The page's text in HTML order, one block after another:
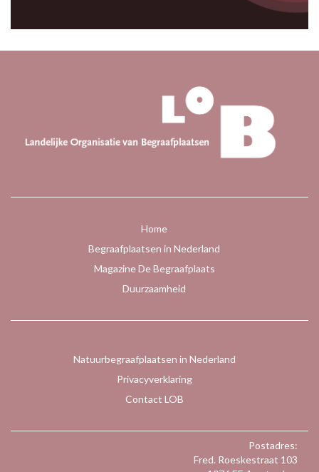
Home
Begraafplaatsen in Nederland
Magazine De Begraafplaats
Duurzaamheid
Natuurbegraafplaatsen in Nederland
Privacyverklaring
Contact LOB
Postadres:
Fred. Roeskestraat 103